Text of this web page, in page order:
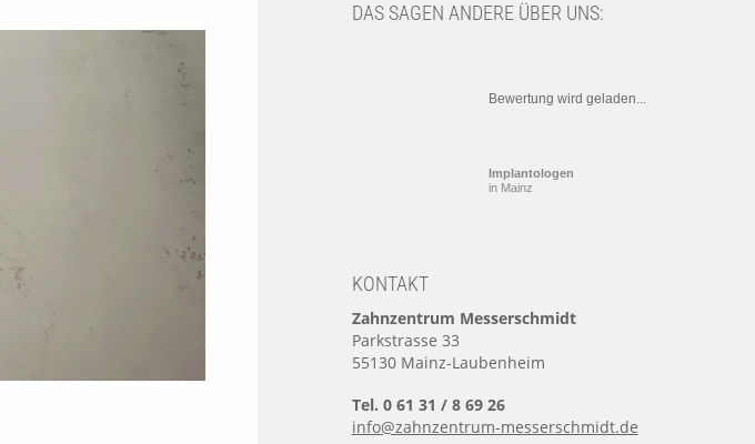
DAS SAGEN ANDERE ÜBER UNS:
Bewertung wird geladen...
Implantologen
in Mainz
KONTAKT
Zahnzentrum Messerschmidt
Parkstrasse 33
55130 Mainz-Laubenheim
Tel. 0 61 31 / 8 69 26
info@zahnzentrum-messerschmidt.de